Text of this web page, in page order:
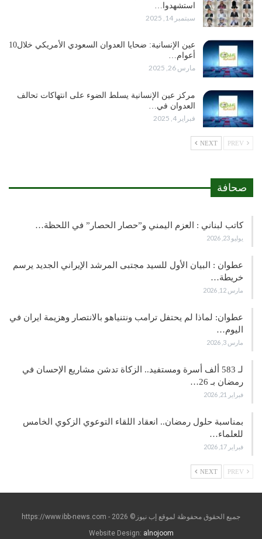
استشهدوا…
سبتمبر 14, 2025
عين الإنسانية: ضحايا العدوان السعودي الأمريكي خلال10
أعوام…
مارس 26, 2025
مركز عين الإنسانية يسلط الضوء على انتهاكات تحالف
العدوان في…
فبراير 4, 2025
NEXT
صحافة
كاتب لبناني : العزم اليمني و”حصار الحصار” في اللحظة…
يوليو 23, 2026
عطوان : البيان الأول للسيد مجتبى المرشد الإيراني الجديد يرسم
خريطة…
مارس 12, 2026
عطوان: لماذا لم يحتفل ترامب ونتنياهو بالانتصار وهزيمة ايران في
اليوم…
مارس 3, 2026
لـ 583 ألف أسرة ومستفيد.. الزكاة تدشن مشاريع الإحسان في
رمضان بـ 26…
فبراير 21, 2026
بمناسبة حلول رمضان.. انعقاد اللقاء التوعوي الزكوي الخامس
للعلماء…
فبراير 17, 2026
NEXT
جميع الحقوق محفوظة لموقع إب نيوز© https://www.ibb-news.com - 2026
Website Design: alnojoom